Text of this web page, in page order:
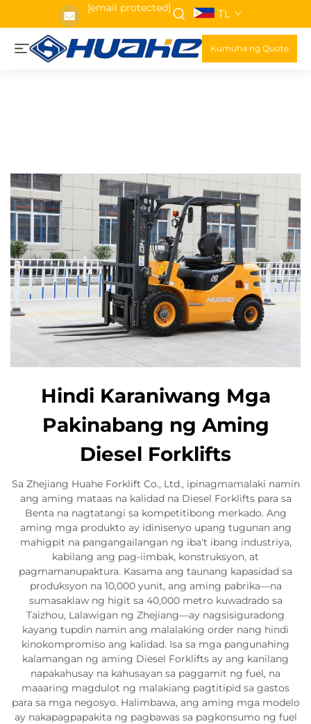
[email protected] TL
Kumuha ng Quote
Hindi Karaniwang Mga
Pakinabang ng Aming
Diesel Forklifts
Sa Zhejiang Huahe Forklift Co., Ltd., ipinagmamalaki namin
ang aming mataas na kalidad na Diesel Forklifts para sa
Benta na nagtatangi sa kompetitibong merkado. Ang
aming mga produkto ay idinisenyo upang tugunan ang
mahigpit na pangangailangan ng iba't ibang industriya,
kabilang ang pag-iimbak, konstruksyon, at
pagmamanupaktura. Kasama ang taunang kapasidad sa
produksyon na 10,000 yunit, ang aming pabrika—na
sumasaklaw ng higit sa 40,000 metro kuwadrado sa
Taizhou, Lalawigan ng Zhejiang—ay nagsisiguradong
kayang tupdin namin ang malalaking order nang hindi
kinokompromiso ang kalidad. Isa sa mga pangunahing
kalamangan ng aming Diesel Forklifts ay ang kanilang
napakahusay na kahusayan sa paggamit ng fuel, na
maaaring magdulot ng malakiang pagtitipid sa gastos
para sa mga negosyo. Halimbawa, ang aming mga modelo
ay nakapagpapakita ng pagbawas sa pagkonsumo ng fuel